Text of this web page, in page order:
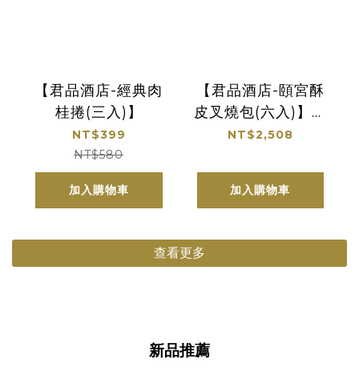
【君品酒店-經典肉
桂捲(三入)】
NT$399
NT$580
加入購物車
【君品酒店-頤宮酥
皮叉燒包(六入)】自
取
NT$2,508
加入購物車
查看更多
新品推薦